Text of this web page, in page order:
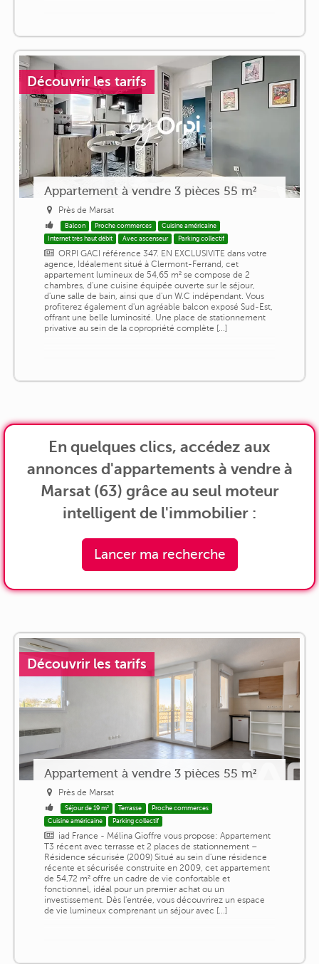
Découvrir les tarifs
Appartement à vendre 3 pièces 55 m²
Près de Marsat
Balcon Proche commerces
Cuisine américaine
Internet très haut débit
Avec ascenseur Parking collectif
ORPI GACI référence 347. EN EXCLUSIVITE dans votre
agence, Idéalement situé à Clermont-Ferrand, cet
appartement lumineux de 54,65 m² se compose de 2
chambres, d'une cuisine équipée ouverte sur le séjour,
d'une salle de bain, ainsi que d'un W.C indépendant. Vous
profiterez également d'un agréable balcon exposé Sud-Est,
offrant une belle luminosité. Une place de stationnement
privative au sein de la copropriété complète [...]
En quelques clics, accédez aux
annonces d'appartements à vendre à
Marsat (63) grâce au seul moteur
intelligent de l'immobilier :
Lancer ma recherche
Découvrir les tarifs
Appartement à vendre 3 pièces 55 m²
Près de Marsat
Séjour de 19 m² Terrasse
Proche commerces
Cuisine américaine
Parking collectif
iad France - Mélina Gioffre vous propose: Appartement
T3 récent avec terrasse et 2 places de stationnement –
Résidence sécurisée (2009) Situé au sein d'une résidence
récente et sécurisée construite en 2009, cet appartement
de 54,72 m² offre un cadre de vie confortable et
fonctionnel, idéal pour un premier achat ou un
investissement. Dès l'entrée, vous découvrirez un espace
de vie lumineux comprenant un séjour avec [...]